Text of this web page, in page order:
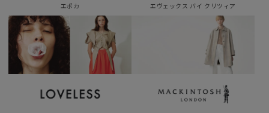
エポカ エヴェックス バイ クリツィア